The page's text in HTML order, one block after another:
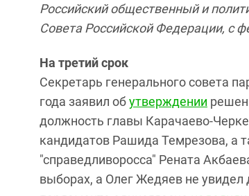
Российский общественный и
Совета Российской Федерации, с
На третий срок
Секретарь генерального совета
года заявил обутверждении
должность главы Карачаево-
кандидатов Рашида Темрезова, а
"справедливоросса" Рената
выборах, а Олег Жедяев не увидел